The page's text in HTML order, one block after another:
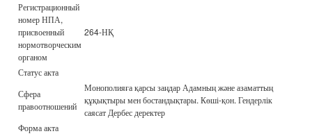
Регистрационный
номер НПА,
присвоенный
нормотворческим
органом
264-НҚ
Статус акта
Сфера
правоотношений
Монополияға қарсы заңдар Адамның және азаматтың
құқықтыры мен бостандықтары. Көші-қон. Гендерлік
саясат Дербес деректер
Форма акта